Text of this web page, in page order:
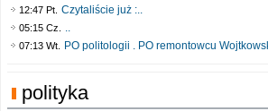
12:47 Pt. Czytaliście już :..
05:15 Cz. ..
07:13 Wt. PO politologii . PO remontowcu
polityka